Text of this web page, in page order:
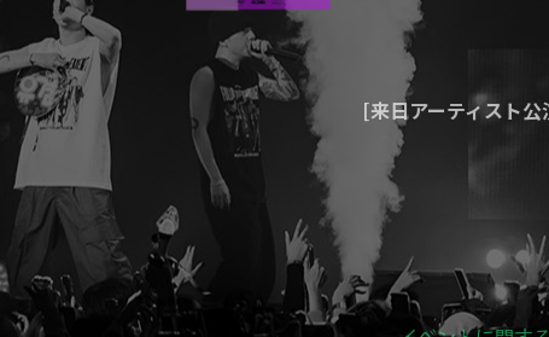
[来日アーティスト
[大型フェス企画・制作]
ブロ
イベントに関す